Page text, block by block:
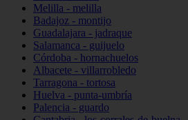
Melilla - melilla
Badajoz - montijo
Guadalajara - jadraque
Salamanca - guijuelo
Córdoba - hornachuelos
Albacete - villarrobledo
Tarragona - tortosa
Huelva - punta-umbría
Palencia - guardo